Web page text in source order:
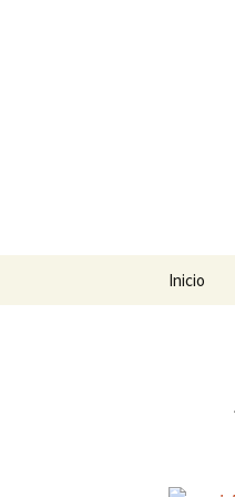
Inicio